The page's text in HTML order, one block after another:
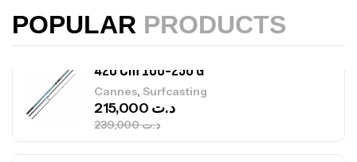
POPULAR PRODUCTS
420 Cm 100-250 G
Cannes, Surfcasting
د.ت239,000
د.ت